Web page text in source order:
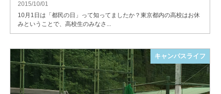
2015/10/01
10月1日は「都民の日」って知ってましたか？東京都内の高校はお休
みということで、高校生のみなさ...
キャンパスライフ